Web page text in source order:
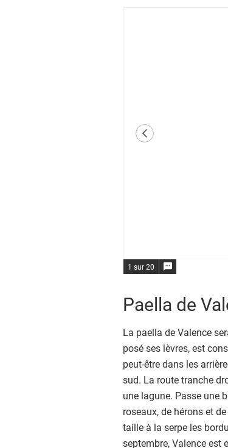
e
n
t
1
s
u
r
2
0
élément previous
1 sur 20
Paella de
La paella de Valence
posé ses lèvres, est
peut-être dans les
sud. La route tranche
une lagune. Passe une
roseaux, de hérons et
taille à la serpe les
septembre, Valence est